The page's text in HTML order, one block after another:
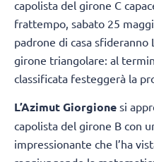
capolista del girone C
frattempo, sabato 25
padrone di casa sfideranno
girone triangolare: al
classificata festeggerà la
L’Azimut Giorgione si
capolista del girone B con
impressionante che l’ha